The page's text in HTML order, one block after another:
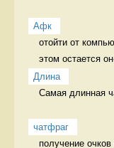
Афк
отойти от
этом остается
Длина
Самая длинная
чатфраг
получение